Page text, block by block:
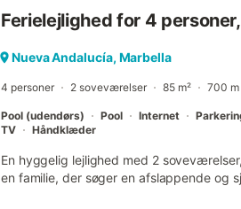
Ferielejlighed for 4
Nueva Andalucía, Marbella
4 personer 2 soveværelser 85 m² 700 m
Pool (udendørs) Pool Internet
TV
Håndklæder
En hyggelig lejlighed med 2
en familie, der søger en afslappende og